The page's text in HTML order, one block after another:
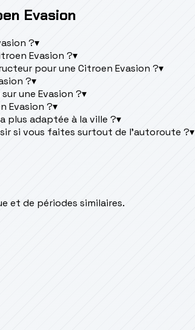
Evasion
?▾
Evasion ?▾
pour une Citroen Evasion ?▾
?▾
une Evasion ?▾
Evasion ?▾
plus adaptée à la ville ?▾
si vous faites surtout de l'autoroute ?▾
et de périodes similaires.